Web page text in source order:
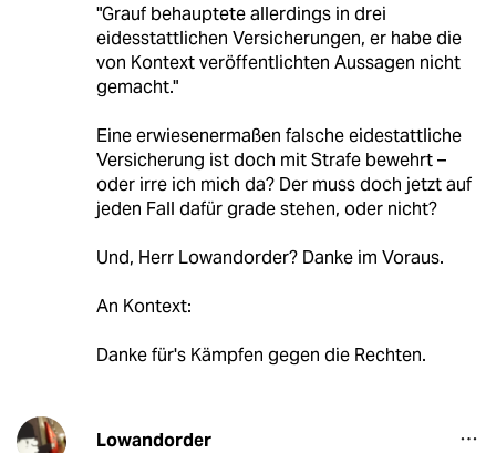
"Grauf behauptete allerdings in drei
eidesstattlichen Versicherungen, er habe die
von Kontext veröffentlichten Aussagen nicht
gemacht."
Eine erwiesenermaßen falsche eidestattliche
Versicherung ist doch mit Strafe bewehrt –
oder irre ich mich da? Der muss doch jetzt auf
jeden Fall dafür grade stehen, oder nicht?
Und, Herr Lowandorder? Danke im Voraus.
An Kontext:
Danke für's Kämpfen gegen die Rechten.
Lowandorder